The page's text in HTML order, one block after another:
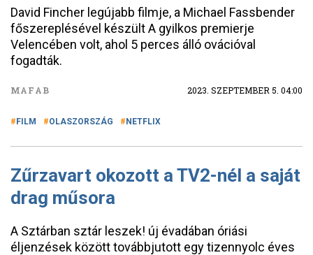
David Fincher legújabb filmje, a Michael Fassbender
főszereplésével készült A gyilkos premierje
Velencében volt, ahol 5 perces álló ovációval
fogadták.
MAFAB 2023. SZEPTEMBER 5. 04:00
FILM OLASZORSZÁG NETFLIX
Zűrzavart okozott a TV2-nél a saját
drag műsora
A Sztárban sztár leszek! új évadában óriási
éljenzések között továbbjutott egy tizennyolc éves